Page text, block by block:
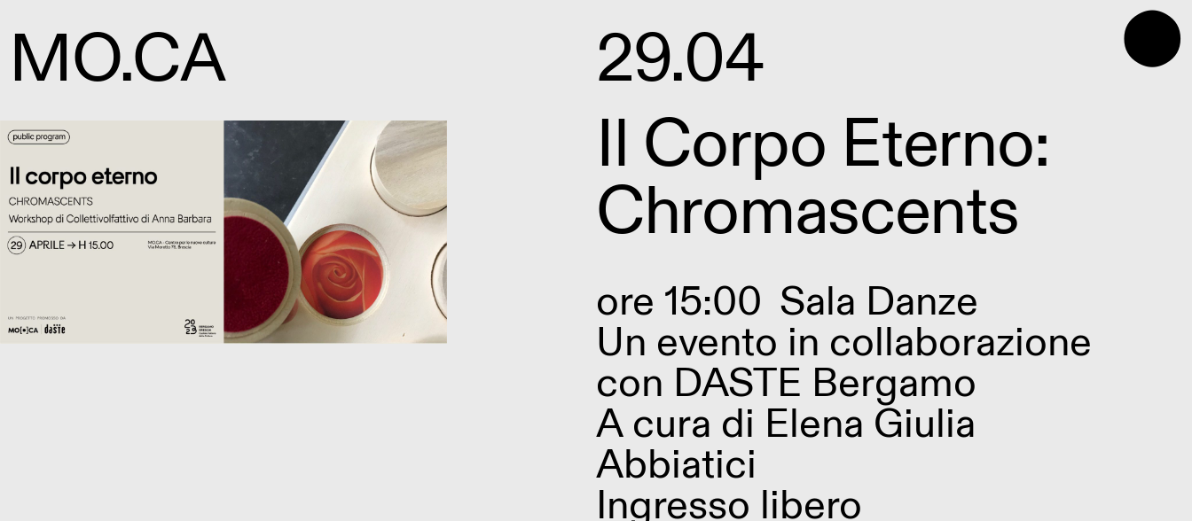
⬤
MO.CA
29.04
Il Corpo Eterno:
Chromascents
ore 15:00 Sala Danze
Un evento in collaborazione
con DASTE Bergamo
A cura di Elena Giulia
Abbiatici
Ingresso libero